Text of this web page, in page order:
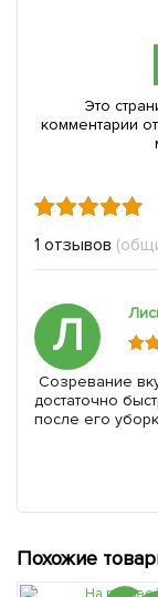
Это
комментарии
1 отзывов
Л
Созревание
достаточно
после его
Похожие